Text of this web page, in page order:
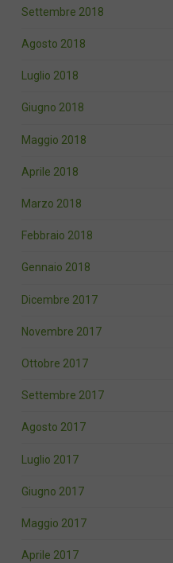
Settembre 2018
Agosto 2018
Luglio 2018
Giugno 2018
Maggio 2018
Aprile 2018
Marzo 2018
Febbraio 2018
Gennaio 2018
Dicembre 2017
Novembre 2017
Ottobre 2017
Settembre 2017
Agosto 2017
Luglio 2017
Giugno 2017
Maggio 2017
Aprile 2017